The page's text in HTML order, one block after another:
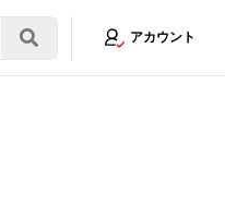
アカウント